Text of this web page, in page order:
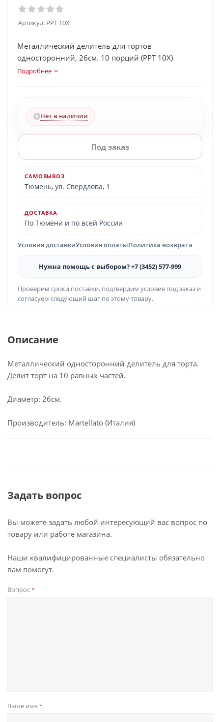
Артикул: PPT 10X
Металлический делитель для тортов
односторонний, 26см. 10 порций (PPT 10X)
Подробнее
Нет в наличии
Под заказ
САМОВЫВОЗ
Тюмень, ул. Свердлова, 1
ДОСТАВКА
По Тюмени и по всей России
Условия доставкиУсловия оплатыПолитика возврата
Нужна помощь с выбором? +7 (3452) 577-999
Проверим сроки поставки, подтвердим условия под заказ и
согласуем следующий шаг по этому товару.
Описание
Металлический односторонний делитель для торта.
Делит торт на 10 равных частей.
Диаметр: 26см.
Производитель: Martellato (Италия)
Задать вопрос
Вы можете задать любой интересующий вас вопрос по
товару или работе магазина.
Наши квалифицированные специалисты обязательно
вам помогут.
Вопрос*
Ваше имя *